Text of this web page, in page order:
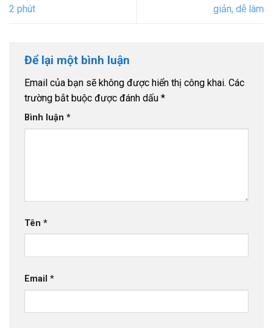
2 phút
giản, dễ làm
Để lại một bình luận
Email của bạn sẽ không được hiển thị công khai. Các
trường bắt buộc được đánh dấu *
Bình luận *
Tên *
Email *